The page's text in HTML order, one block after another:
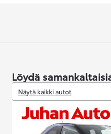
Löydä
Näytä kaikki autot